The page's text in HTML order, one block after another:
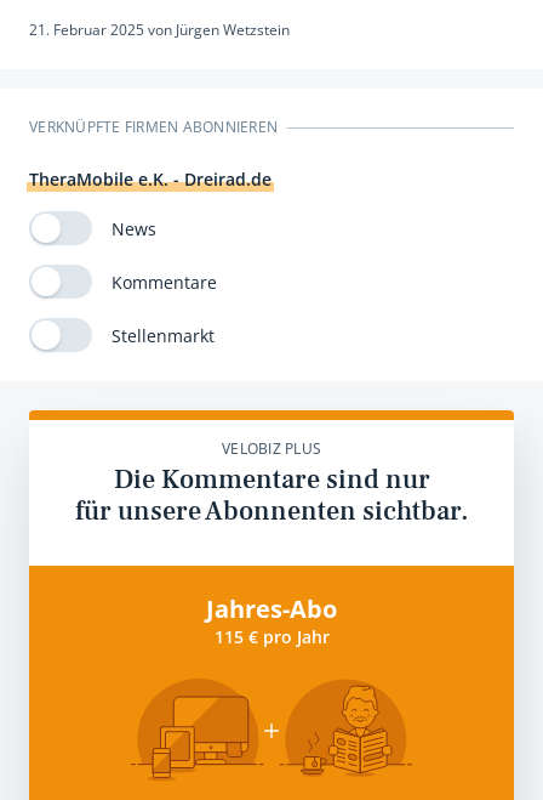
21. Februar 2025von Jürgen Wetzstein
VERKNÜPFTE FIRMEN ABONNIEREN
TheraMobile e.K. - Dreirad.de
News
Kommentare
Stellenmarkt
VELOBIZ PLUS
Die Kommentare sind nur
für unsere Abonnenten sichtbar.
Jahres-Abo
115 € pro Jahr